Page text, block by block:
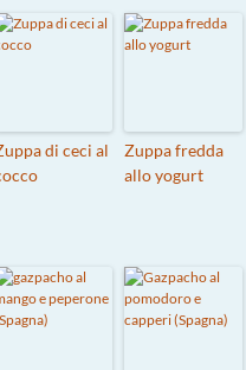
di ceci al
Zuppa fredda
allo yogurt